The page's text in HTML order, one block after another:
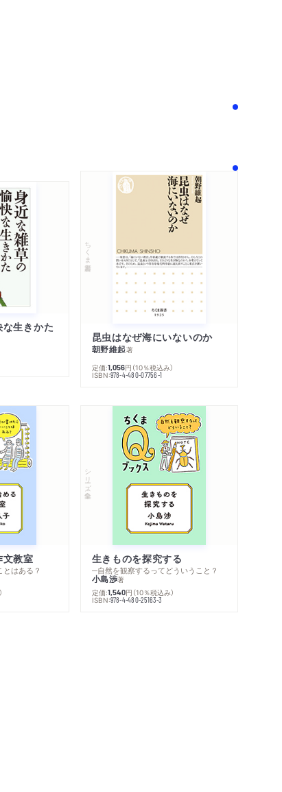
生きかた
ちくま新書
昆虫はなぜ海にいないのか
朝野維起著
定価:1,056円 （10％税込み）
ISBN:978-4-480-07756-1
文教室
はある？
シリーズ・全集
生きものを探究する
─自然を観察するってどういうこと？
小島渉著
定価:1,540円 （10％税込み）
ISBN:978-4-480-25163-3